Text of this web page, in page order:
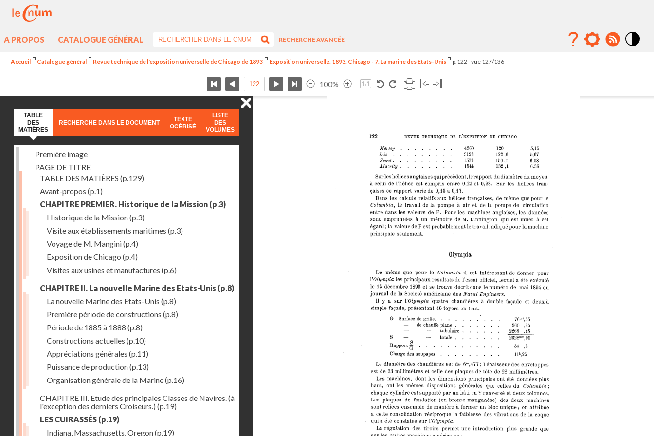
À PROPOS CATALOGUE GÉNÉRAL
RECHERCHE AVANCÉE
Accueil Catalogue général Revue technique de l'exposition universelle de Chicago de 1893 Exposition universelle. 1893. Chicago - 7. La marine des Etats-Unis p.122 - vue 127/136
100%
TABLE
DES
MATIÈRES
RECHERCHE DANS LE DOCUMENT
TEXTE
OCÉRISÉ
LISTE
DES
VOLUMES
Première image
PAGE DE TITRE
TABLE DES MATIÈRES (p.129)
Avant-propos (p.1)
CHAPITRE PREMIER. Historique de la Mission (p.3)
Historique de la Mission(p.3)
Visite aux établissements maritimes (p.3)
Voyage de M. Mangini(p.4)
Exposition de Chicago (p.4)
Visites aux usines et manufactures (p.6)
CHAPITRE II. La nouvelle Marine des Etats-Unis (p.8)
La nouvelle Marine des Etats-Unis (p.8)
Première période de constructions (p.8)
Période de 1885 à 1888 (p.8)
Constructions actuelles (p.10)
Appréciations générales (p.11)
Puissance de production(p.13)
Organisation générale de la Marine(p.16)
CHAPITRE III. Etude des principales Classes de Navires. (à
l'exception des derniers Croiseurs.) (p.19)
LES CUIRASSÉS (p.19)
Indiana, Massachusetts, Oregon(p.19)